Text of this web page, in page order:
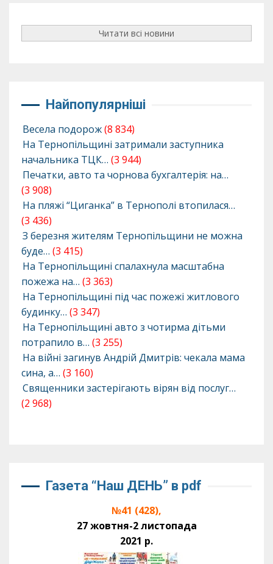
Читати всі новини
Найпопулярніші
Весела подорож(8 834)
На Тернопільщині затримали заступника
начальника ТЦК… (3 944)
Печатки, авто та чорнова бухгалтерія: на…
(3 908)
На пляжі “Циганка” в Тернополі втопилася…
(3 436)
З березня жителям Тернопільщини не можна
буде… (3 415)
На Тернопільщині спалахнула масштабна
пожежа на… (3 363)
На Тернопільщині під час пожежі житлового
будинку… (3 347)
На Тернопільщині авто з чотирма дітьми
потрапило в… (3 255)
На війні загинув Андрій Дмитрів: чекала мама
сина, а… (3 160)
Священники застерігають вірян від послуг…
(2 968)
Газета “Наш ДЕНЬ” в pdf
№41 (428),
27 жовтня-2 листопада
2021 р.